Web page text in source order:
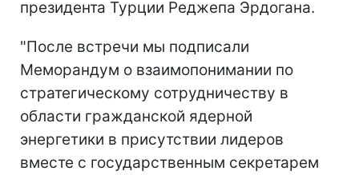
президента Турции Реджепа Эрдогана.
"После встречи мы подписали
Меморандум о взаимопонимании по
стратегическому сотрудничеству в
области гражданской ядерной
энергетики в присутствии лидеров
вместе с государственным секретарем